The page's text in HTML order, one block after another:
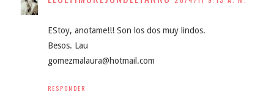
EStoy, anotame!!! Son los dos muy lindos.
Besos. Lau
gomezmalaura@hotmail.com
RESPONDER